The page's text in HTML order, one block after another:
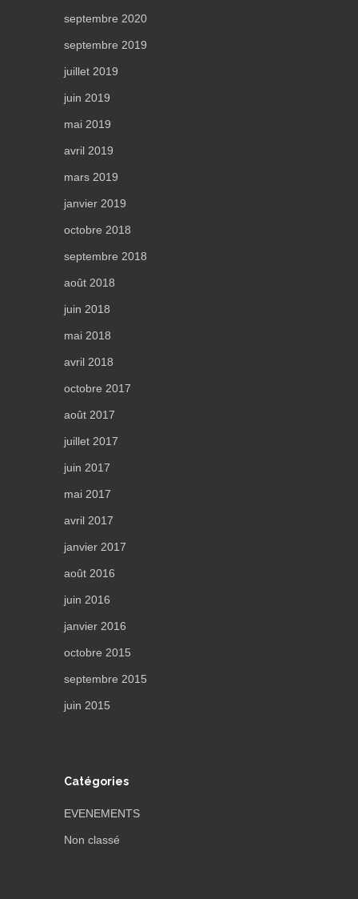
septembre 2020
septembre 2019
juillet 2019
juin 2019
mai 2019
avril 2019
mars 2019
janvier 2019
octobre 2018
septembre 2018
août 2018
juin 2018
mai 2018
avril 2018
octobre 2017
août 2017
juillet 2017
juin 2017
mai 2017
avril 2017
janvier 2017
août 2016
juin 2016
janvier 2016
octobre 2015
septembre 2015
juin 2015
Catégories
EVENEMENTS
Non classé